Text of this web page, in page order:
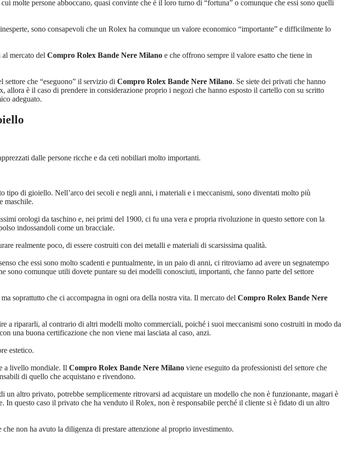
molte persone abboccano, quasi convinte che è il loro turno di “fortuna” o comunque che essi sono quelli
sono consapevoli che un Rolex ha comunque un valore economico “importante” e difficilmente lo
mercato del Compro Rolex Bande Nere Milano e che offrono sempre il valore esatto che tiene in
che “eseguono” il servizio di Compro Rolex Bande Nere Milano. Se siete dei privati che hanno
è il caso di prendere in considerazione proprio i negozi che hanno esposto il cartello con su scritto
adeguato.
dalle persone ricche e da ceti nobiliari molto importanti.
tipo di gioiello. Nell’arco dei secoli e negli anni, i materiali e i meccanismi, sono diventati molto più
maschile.
orologi da taschino e, nei primi del 1900, ci fu una vera e propria rivoluzione in questo settore con la
indossandoli come un bracciale.
realmente poco, di essere costruiti con dei metalli e materiali di scarsissima qualità.
che essi sono molto scadenti e puntualmente, in un paio di anni, ci ritroviamo ad avere un segnatempo
sono comunque utili dovete puntare su dei modelli conosciuti, importanti, che fanno parte del settore
soprattutto che ci accompagna in ogni ora della nostra vita. Il mercato del Compro Rolex Bande Nere
a ripararli, al contrario di altri modelli molto commerciali, poiché i suoi meccanismi sono costruiti in modo da
una buona certificazione che non viene mai lasciata al caso, anzi.
estetico.
a livello mondiale. Il Compro Rolex Bande Nere Milano viene eseguito da professionisti del settore che
di quello che acquistano e rivendono.
un altro privato, potrebbe semplicemente ritrovarsi ad acquistare un modello che non è funzionante, magari è
questo caso il privato che ha venduto il Rolex, non è responsabile perché il cliente si è fidato di un altro
non ha avuto la diligenza di prestare attenzione al proprio investimento.